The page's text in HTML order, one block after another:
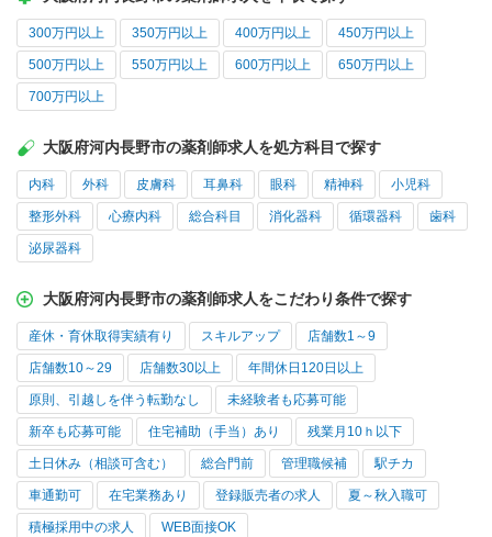
300万円以上 350万円以上 400万円以上 450万円以上
500万円以上 550万円以上 600万円以上 650万円以上
700万円以上
大阪府河内長野市の薬剤師求人を処方科目で探す
内科 外科 皮膚科 耳鼻科 眼科 精神科 小児科
整形外科 心療内科 総合科目 消化器科 循環器科 歯科
泌尿器科
大阪府河内長野市の薬剤師求人をこだわり条件で探す
産休・育休取得実績有り スキルアップ 店舗数1～9
店舗数10～29 店舗数30以上 年間休日120日以上
原則、引越しを伴う転勤なし 未経験者も応募可能
新卒も応募可能 住宅補助（手当）あり 残業月10ｈ以下
土日休み（相談可含む） 総合門前 管理職候補 駅チカ
車通勤可 在宅業務あり 登録販売者の求人 夏～秋入職可
積極採用中の求人 WEB面接OK